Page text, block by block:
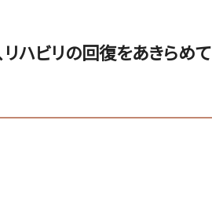
ハビリの回復をあきらめて